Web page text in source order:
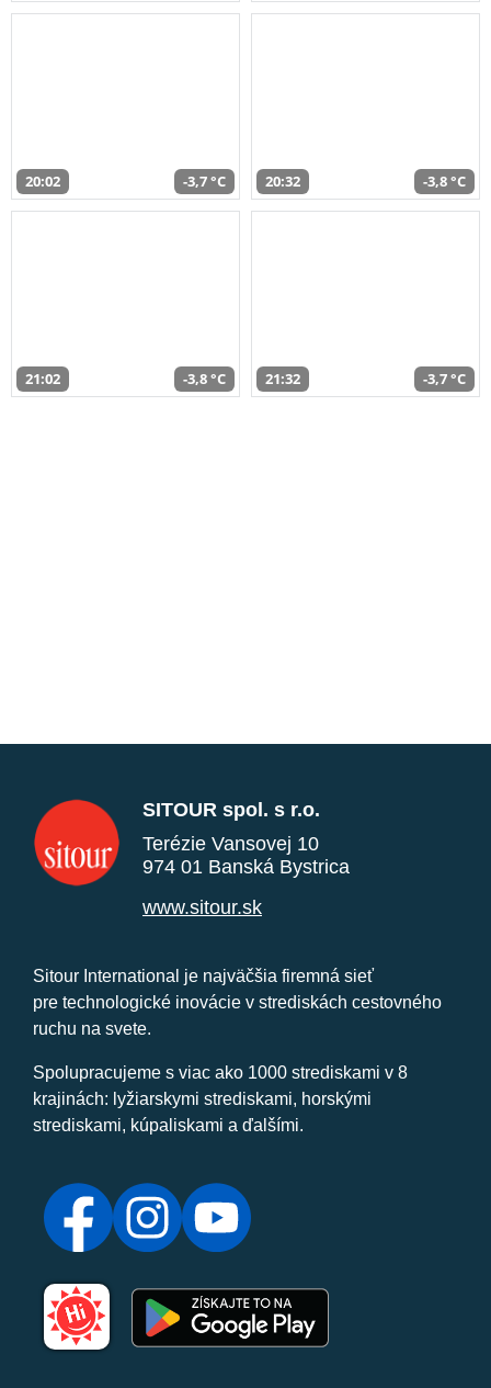
20:02 -3,7 °C 20:32 -3,8 °C
21:02 -3,8 °C 21:32 -3,7 °C
SITOUR spol. s r.o.
Terézie Vansovej 10
974 01 Banská Bystrica
www.sitour.sk
Sitour International je najväčšia firemná sieť
pre technologické inovácie v strediskách cestovného
ruchu na svete.
Spolupracujeme s viac ako 1000 strediskami v 8
krajinách: lyžiarskymi strediskami, horskými
strediskami, kúpaliskami a ďalšími.